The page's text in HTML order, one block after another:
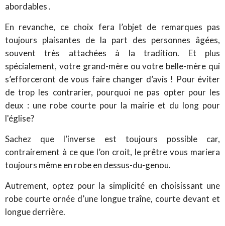
abordables .
En revanche, ce choix fera l’objet de remarques pas
toujours plaisantes de la part des personnes âgées,
souvent très attachées à la tradition. Et plus
spécialement, votre grand-mère ou votre belle-mère qui
s’efforceront de vous faire changer d’avis ! Pour éviter
de trop les contrarier, pourquoi ne pas opter pour les
deux : une robe courte pour la mairie et du long pour
l'église?
Sachez que l’inverse est toujours possible car,
contrairement à ce que l’on croit, le prêtre vous mariera
toujours même en robe en dessus-du-genou.
Autrement, optez pour la simplicitéen choisissant une
robe courte ornée d’une longue traîne, courte devant et
longue derrière.